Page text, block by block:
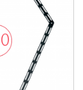
LBP-6A